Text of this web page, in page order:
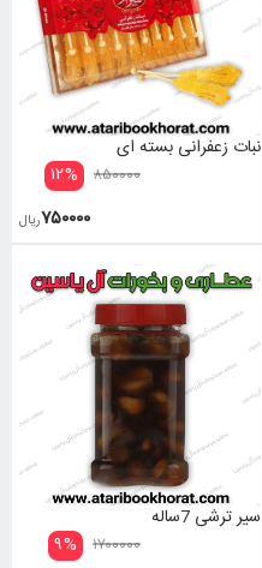
نبات زعفرانی بسته ای
۸۵۰۰۰۰ ۱۲%
۷۵۰۰۰۰ریال
سیر ترشی 7ساله
۱۷۰۰۰۰۰ ۹%